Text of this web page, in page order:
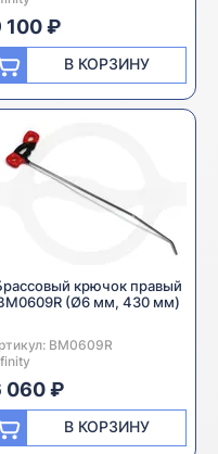
100 ₽
В КОРЗИНУ
крючок правый
(Ø6 мм, 430 мм)
BM0609R
060 ₽
В КОРЗИНУ